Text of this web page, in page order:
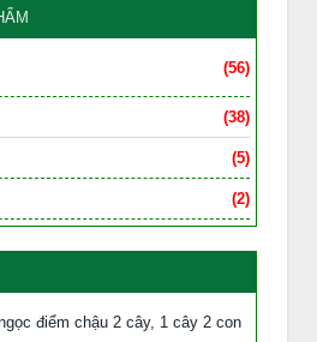
(56)
(38)
(5)
(2)
ngọc điểm chậu 2 cây, 1 cây 2 con